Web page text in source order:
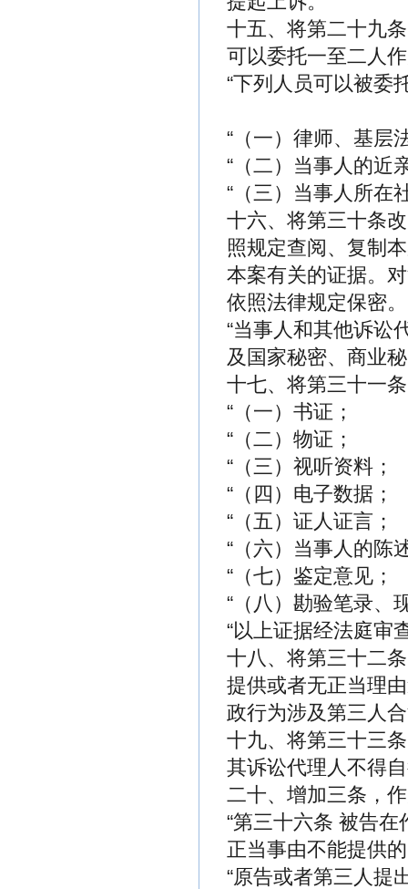
十五、将第二十九
可以委托一至二人
“下列人员可以被委
“（一）律师、基层
“（二）当事人的近
“（三）当事人所在
十六、将第三十条
照规定查阅、复制
本案有关的证据。
依照法律规定保密。
“当事人和其他诉讼
及国家秘密、商业
十七、将第三十一
“（一）书证；
“（二）物证；
“（三）视听资料；
“（四）电子数据；
“（五）证人证言；
“（六）当事人的陈
“（七）鉴定意见；
“（八）勘验笔录、
“以上证据经法庭审
十八、将第三十二
提供或者无正当理
政行为涉及第三人
十九、将第三十三
其诉讼代理人不得
二十、增加三条，
“第三十六条 被告
正当事由不能提供
“原告或者第三人提